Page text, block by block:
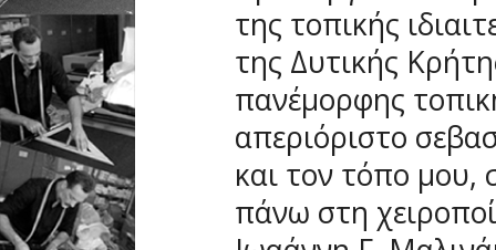
της τοπικής
της Δυτικής
πανέμορφης
απεριόριστο
και τον τόπο μου,
πάνω στη